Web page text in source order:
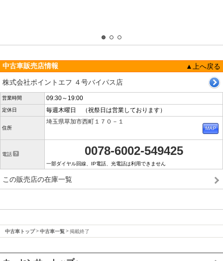
中古車販売店情報
▲上へ戻る
株式会社ポイントエフ ４号バイパス店
営業時間 09:30～19:00
定休日 毎週木曜日 （祝祭日は営業しております）
住所
埼玉県草加市西町１７０－１
電話 0078-6002-549425
一部ダイヤル回線、IP電話、光電話は利用できません
この販売店の在庫一覧
中古車トップ 中古車一覧 掲載終了